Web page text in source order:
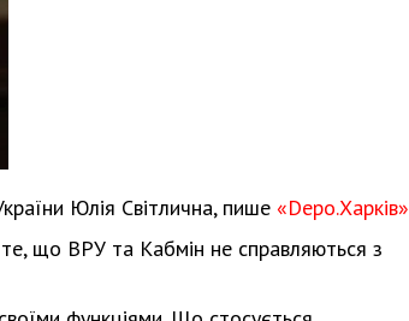
Юлія Світлична, пише «Depo.Харків»
що ВРУ та Кабмін не справляються з